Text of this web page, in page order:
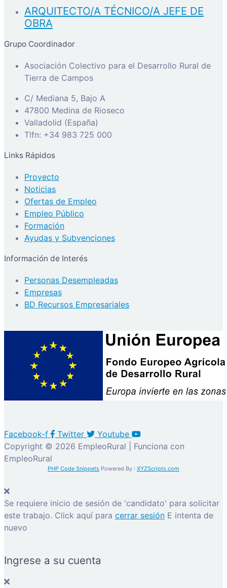
ARQUITECTO/A TÉCNICO/A JEFE DE
OBRA
Grupo Coordinador
Asociación Colectivo para el Desarrollo Rural de
Tierra de Campos
C/ Mediana 5, Bajo A
47800 Medina de Rioseco
Valladolid (España)
Tlfn: +34 983 725 000
Links Rápidos
Proyecto
Noticias
Ofertas de Empleo
Empleo Público
Formación
Ayudas y Subvenciones
Información de Interés
Personas Desempleadas
Empresas
BD Recursos Empresariales
Facebook-f Twitter
Youtube
Copyright © 2026 EmpleoRural | Funciona con
EmpleoRural
PHP Code Snippets Powered By : XYZScripts.com
Se requiere inicio de sesión de 'candidato' para solicitar
este trabajo. Click aquí para cerrar sesión E intenta de
nuevo
Ingrese a su cuenta